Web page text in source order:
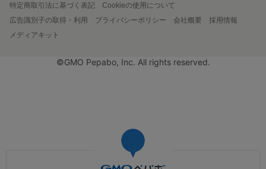
特定商取引法に基づく表記
Cookieの使用について
広告識別子の取得・利用
プライバシーポリシー 会社概要
採用情報
メディアキット
©GMO Pepabo, Inc. All rights reserved.